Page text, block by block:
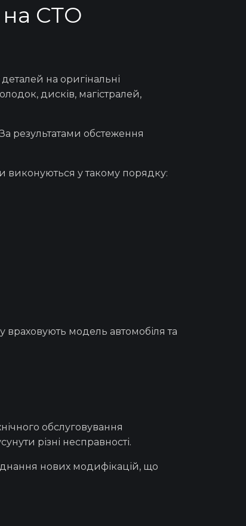
на СТО
на оригінальні
дисків, магістралей,
результатами обстеження
виконуються у такому порядку:
модель автомобіля та
обслуговування
різні несправності.
нових модифікацій, що